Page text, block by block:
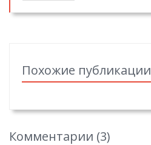
Похожие публикации
Комментарии (3)